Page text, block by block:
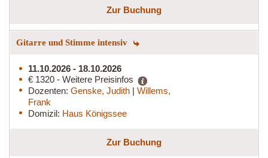
Zur Buchung
Gitarre und Stimme intensiv
11.10.2026 - 18.10.2026
€ 1320 - Weitere Preisinfos
Dozenten: Genske, Judith | Willems,
Frank
Domizil: Haus Königssee
Zur Buchung